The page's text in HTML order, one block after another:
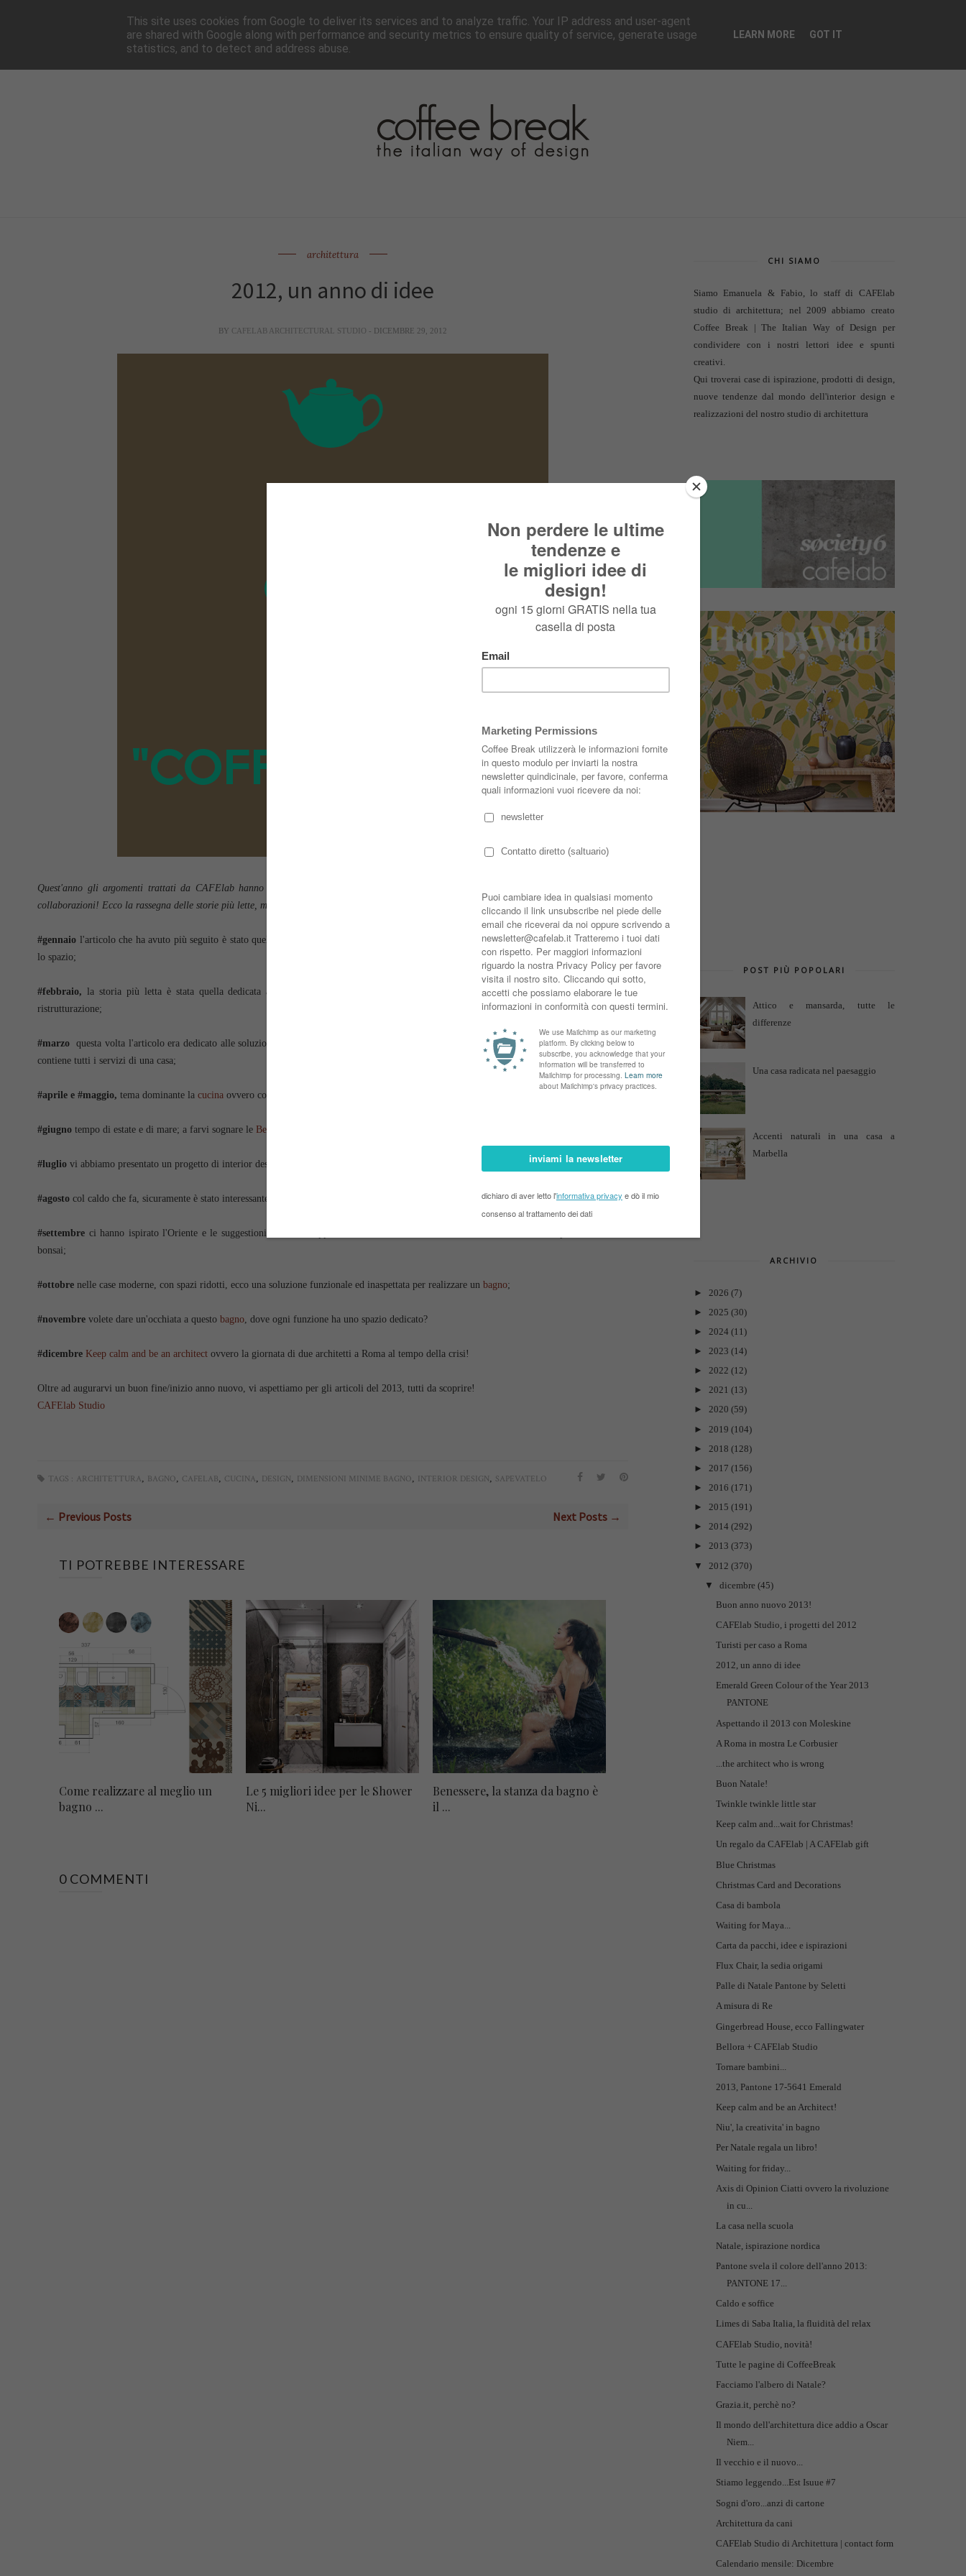
HOME NEWSLETTER CHI SIAMO▼ PAGINE▼ COLLABORA PRESS CONTATTI
architettura
2012, un anno di idee
BY CAFELAB ARCHITECTURAL STUDIO - DICEMBRE 29, 2012
Quest'anno gli argomenti trattati da CAFElab hanno avuto come filo conduttore l'architettura e l'interior design, con tante nuove idee e
collaborazioni! Ecco la rassegna delle storie più lette, mese per mese, per ripercorrere il 2012 insieme!
#gennaio l'articolo che ha avuto più seguito è stato quello dedicato all'
e, sui consigli per la sua realizzazione e su come organizzare
lo spazio;
#febbraio, la storia più letta è stata quella dedicata al secondo
, sulla creazione di una seconda stanza dedicata nell'ambito di una
ristrutturazione;
#marzo questa volta l'articolo era dedicato alle soluzioni che risolvono e personalizzano i piccoli spazi; è molto piaciuto ilcubo attrezzatoche
contiene tutti i servizi di una casa;
#aprile e #maggio, tema dominante la cucina ovvero come salvaguardare e organizzare gli spazi, anche quando è
#giugno tempo di estate e di mare; a farvi sognare le Beach Houses
#luglio vi abbiamo presentato un progetto di interior design, interamente sviluppato e seguito da CAFElab Studio, casa LM;
#agosto col caldo che fa, sicuramente è stato interessante sapere come
#settembre ci hanno ispirato l'Oriente e le suggestioni che dal Giappone arrivano a noi attraverso i
bonsai;
#ottobre nelle case moderne, con spazi ridotti, ecco una soluzione funzionale ed inaspettata per realizzare un bagno;
#novembre volete dare un'occhiata a questo bagno, dove ogni funzione ha uno spazio dedicato?
#dicembre Keep calm and be an architect ovvero la giornata di due architetti a Roma al tempo della crisi!
Oltre ad augurarvi un buon fine/inizio anno nuovo, vi aspettiamo per gli articoli del 2013, tutti da scoprire!
CAFElab Studio
TAGS : ARCHITETTURA, BAGNO, CAFELAB, CUCINA, DESIGN, DIMENSIONI MINIME BAGNO, INTERIOR DESIGN, SAPEVATELO
← Previous Posts Next Posts →
TI POTREBBE INTERESSARE
Come realizzare al meglio un
bagno ...
Le 5 migliori idee per le Shower
Ni...
Benessere, la stanza da bagno è
il ...
0 COMMENTI
CHI SIAMO
Siamo Emanuela & Fabio, lo staff di CAFElab
studio di architettura; nel 2009 abbiamo creato
Coffee Break | The Italian Way of Design per
condividere con i nostri lettori idee e spunti
creativi.
Qui troverai case di ispirazione, prodotti di design,
nuove tendenze dal mondo dell'interior design e
realizzazioni del nostro studio di architettura
POST PIÙ POPOLARI
Attico e mansarda, tutte le
differenze
Una casa radicata nel paesaggio
Accenti naturali in una casa a
Marbella
ARCHIVIO
► 2026 (7)
► 2025 (30)
► 2024 (11)
► 2023 (14)
► 2022 (12)
► 2021 (13)
► 2020 (59)
► 2019 (104)
► 2018 (128)
► 2017 (156)
► 2016 (171)
► 2015 (191)
► 2014 (292)
► 2013 (373)
▼
2012 (370)
▼
dicembre (45)
Buon anno nuovo 2013!
CAFElab Studio, i progetti del 2012
Turisti per caso a Roma
2012, un anno di idee
Emerald Green Colour of the Year 2013
PANTONE
Aspettando il 2013 con Moleskine
A Roma in mostra Le Corbusier
...the architect who is wrong
Buon Natale!
Twinkle twinkle little star
Keep calm and...wait for Christmas!
Un regalo da CAFElab | A CAFElab gift
Blue Christmas
Christmas Card and Decorations
Casa di bambola
Waiting for Maya...
Carta da pacchi, idee e ispirazioni
Flux Chair, la sedia origami
Palle di Natale Pantone by Seletti
A misura di Re
Gingerbread House, ecco Fallingwater
Bellora + CAFElab Studio
Tornare bambini...
2013, Pantone 17-5641 Emerald
Keep calm and be an Architect!
Niu', la creativita' in bagno
Per Natale regala un libro!
Waiting for friday...
Axis di Opinion Ciatti ovvero la rivoluzione
in cu...
La casa nella scuola
Natale, ispirazione nordica
Pantone svela il colore dell'anno 2013:
PANTONE 17...
Caldo e soffice
Limes di Saba Italia, la fluidità del relax
CAFElab Studio, novità!
Tutte le pagine di CoffeeBreak
Facciamo l'albero di Natale?
Grazia.it, perchè no?
Il mondo dell'architettura dice addio a Oscar
Niem...
Il vecchio e il nuovo...
Stiamo leggendo...Est Isuue #7
Sogni d'oro...anzi di cartone
Architettura da cani
CAFElab Studio di Architettura | contact form
Calendario mensile: Dicembre
This site uses cookies from Google to deliver its services and to analyze traffic. Your IP address and user-agent
are shared with Google along with performance and security metrics to ensure quality of service, generate usage
statistics, and to detect and address abuse.
LEARN MORE GOT IT